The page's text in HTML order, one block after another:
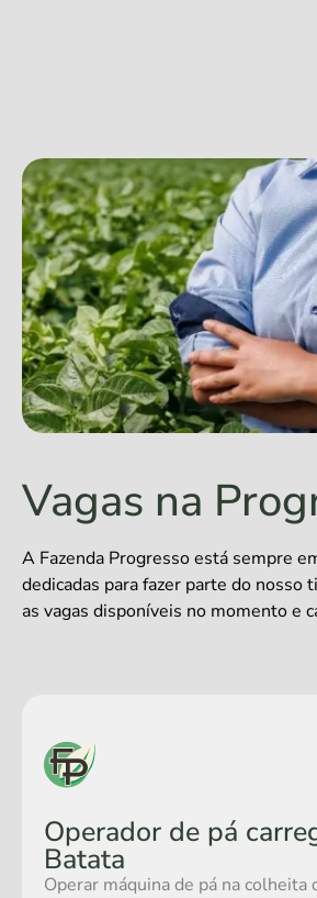
Vagas na
A Fazenda Progresso está sempre
dedicadas para fazer parte do nosso
as vagas disponíveis no momento e
Operador de pá
Batata
Operar máquina de pá na colheita